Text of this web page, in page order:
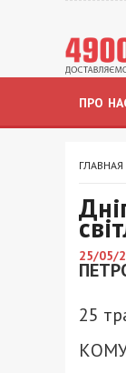
ПРО
ГЛАВНАЯ
25/05/
25